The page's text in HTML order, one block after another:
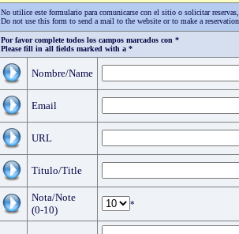
No utilice este formulario para comunicarse con el sitio o solicitar
Do not use this form to send a mail to the website or to make a
Por favor complete todos los campos marcados con *
Please fill in all fields marked with a *
Nombre/Name
Email
URL
Titulo/Title
Nota/Note
(0-10)
*